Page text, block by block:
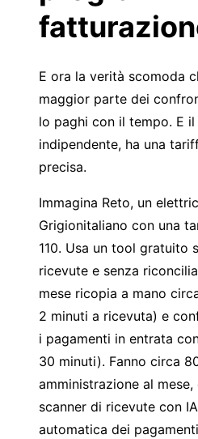
E ora la verità scomoda
maggior parte dei
lo paghi con il tempo. E
indipendente, ha una
precisa.
Immagina Reto, un
Grigionitaliano con una
110. Usa un tool gratuito
ricevute e senza
mese ricopia a mano
2 minuti a ricevuta) e
i pagamenti in entrata
30 minuti). Fanno circa
amministrazione al
scanner di ricevute con
automatica dei pagamenti